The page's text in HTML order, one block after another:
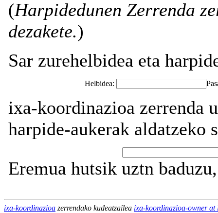
(Harpidedunen Zerrenda
dezakete.)
Sar zurehelbidea eta
Helbidea:
ixa-koordinazioa zerrenda
harpide-aukerak aldatzeko
Eremua hutsik uztn
ixa-koordinazioa zerrendako kudeatzailea ixa-koordinazioa-owner at